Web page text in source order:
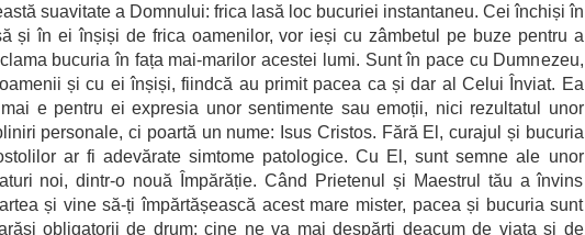
suavitate a Domnului: frica lasă loc bucuriei instantaneu. Cei închiși în
și în ei înșiși de frica oamenilor, vor ieși cu zâmbetul pe buze pentru a
bucuria în fața mai-marilor acestei lumi. Sunt în pace cu Dumnezeu,
și cu ei înșiși, fiindcă au primit pacea ca și dar al Celui Înviat. Ea
e pentru ei expresia unor sentimente sau emoții, nici rezultatul unor
personale, ci poartă un nume: Isus Cristos. Fără El, curajul și bucuria
ar fi adevărate simtome patologice. Cu El, sunt semne ale unor
noi, dintr-o nouă Împărăție. Când Prietenul și Maestrul tău a învins
și vine să-ți împărtășească acest mare mister, pacea și bucuria sunt
obligatorii de drum: cine ne va mai despărți deacum de viața și de